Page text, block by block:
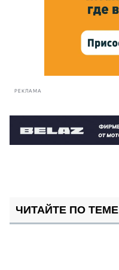
РЕКЛАМА
ЧИТАЙТЕ ПО ТЕМЕ